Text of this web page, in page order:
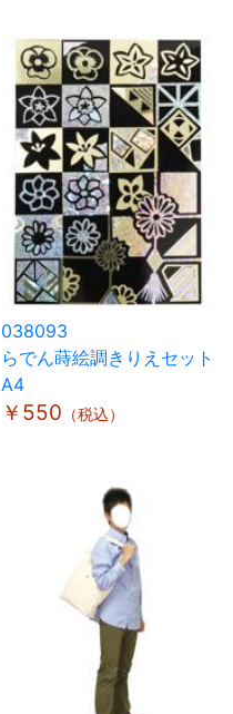
038093
らでん蒔絵調きりえセット
A4
￥550 （税込）